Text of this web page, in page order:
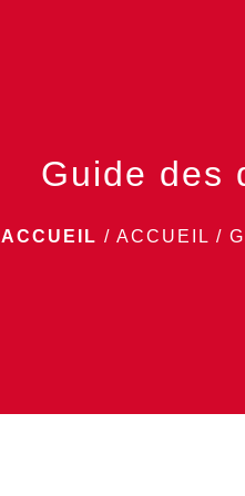
Guide des
ACCUEIL / ACCUEIL /